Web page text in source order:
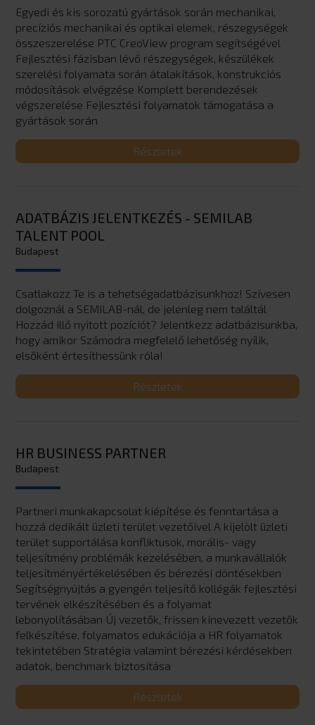
Egyedi és kis sorozatú gyártások során mechanikai,
precíziós mechanikai és optikai elemek, részegységek
összeszerelése PTC CreoView program segítségével
Fejlesztési fázisban lévő részegységek, készülékek
szerelési folyamata során átalakítások, konstrukciós
módosítások elvégzése Komplett berendezések
végszerelése Fejlesztési folyamatok támogatása a
gyártások során
Részletek
ADATBÁZIS JELENTKEZÉS - SEMILAB
TALENT POOL
Budapest
Csatlakozz Te is a tehetségadatbázisunkhoz! Szívesen
dolgoznál a SEMILAB-nál, de jelenleg nem találtál
Hozzád illő nyitott pozíciót? Jelentkezz adatbázisunkba,
hogy amikor Számodra megfelelő lehetőség nyílik,
elsőként értesíthessünk róla!
Részletek
HR BUSINESS PARTNER
Budapest
Partneri munkakapcsolat kiépítése és fenntartása a
hozzá dedikált üzleti terület vezetőivel A kijelölt üzleti
terület supportálása konfliktusok, morális- vagy
teljesítmény problémák kezelésében, a munkavállalók
teljesítményértékelésében és bérezési döntésekben
Segítségnyújtás a gyengén teljesítő kollégák fejlesztési
tervének elkészítésében és a folyamat
lebonyolításában Új vezetők, frissen kinevezett vezetők
felkészítése, folyamatos edukációja a HR folyamatok
tekintetében Stratégia valamint bérezési kérdésekben
adatok, benchmark biztosítása
Részletek